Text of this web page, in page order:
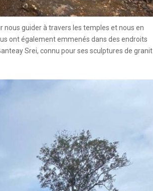
nous guider à travers les temples et nous en
ont également emmenés dans des endroits
Srei, connu pour ses sculptures de granit